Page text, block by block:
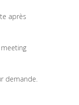
après
demande.